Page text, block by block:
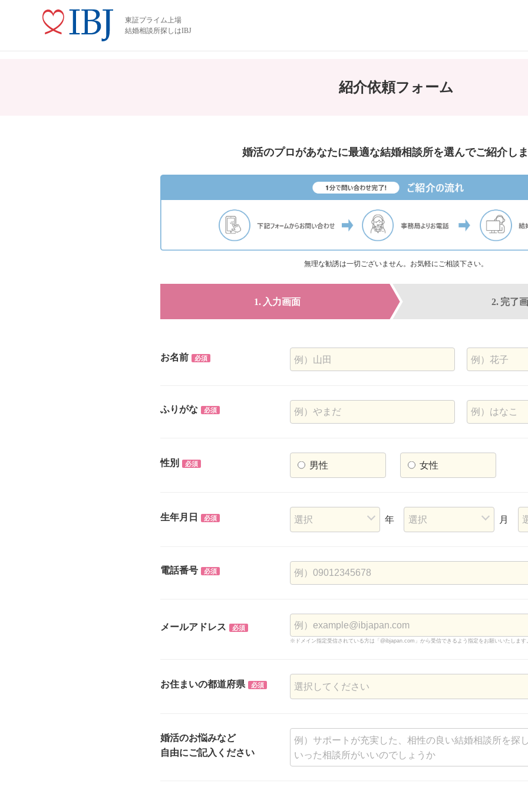
東証プライム上場
結婚相談所探しはIBJ
紹介依頼フォーム
婚活のプロがあなたに最適な結婚相談所を選んでご紹介し
無理な勧誘は一切ございません。お気軽にご相談下さい。
入力画面 完了
お名前 必須
ふりがな 必須
性別 必須 男性 女性
生年月日 必須 年 月
電話番号 必須
メールアドレス 必須
※ドメイン指定受信されている方は「@ibjapan.com」から受信できるよう指定をお願いいたします
お住まいの都道府県 必須
婚活のお悩みなど
自由にご記入ください